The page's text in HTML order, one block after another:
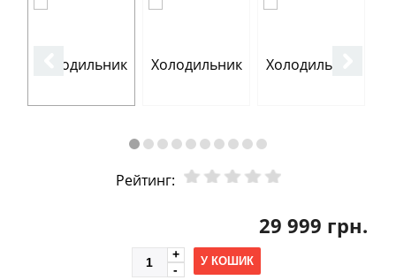
Рейтинг:
29 999 грн.
У КОШИК